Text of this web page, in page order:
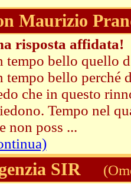
Maurizio
risposta affidata!
tempo bello quello
tempo bello perché
che in questo
Tempo nel
non poss ...
SIR